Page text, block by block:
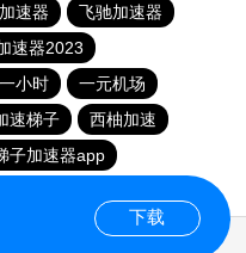
速器
飞驰加速器
速器2023
小时
一元机场
速梯子
西柚加速
子加速器app
下载